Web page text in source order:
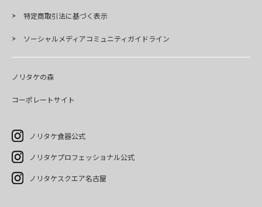
特定商取引法に基づく表示
ソーシャルメディアコミュニティガイドライン
ノリタケの森
コーポレートサイト
ノリタケ食器公式
ノリタケプロフェッショナル公式
ノリタケスクエア名古屋